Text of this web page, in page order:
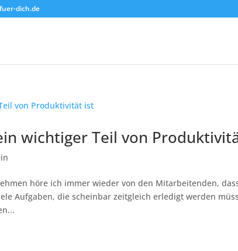
dich.de
wichtiger Teil von
höre ich immer wieder von den Mitarbeitenden,
Aufgaben, die scheinbar zeitgleich erledigt werden